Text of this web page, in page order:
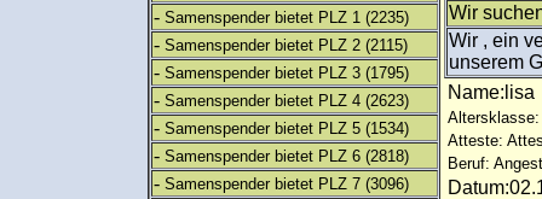
- Samenspender bietet PLZ 1 (2235)
- Samenspender bietet PLZ 2 (2115)
- Samenspender bietet PLZ 3 (1795)
- Samenspender bietet PLZ 4 (2623)
- Samenspender bietet PLZ 5 (1534)
- Samenspender bietet PLZ 6 (2818)
- Samenspender bietet PLZ 7 (3096)
Wir
Wir , ein
unserem
Altersklasse:
Atteste:
Beruf: